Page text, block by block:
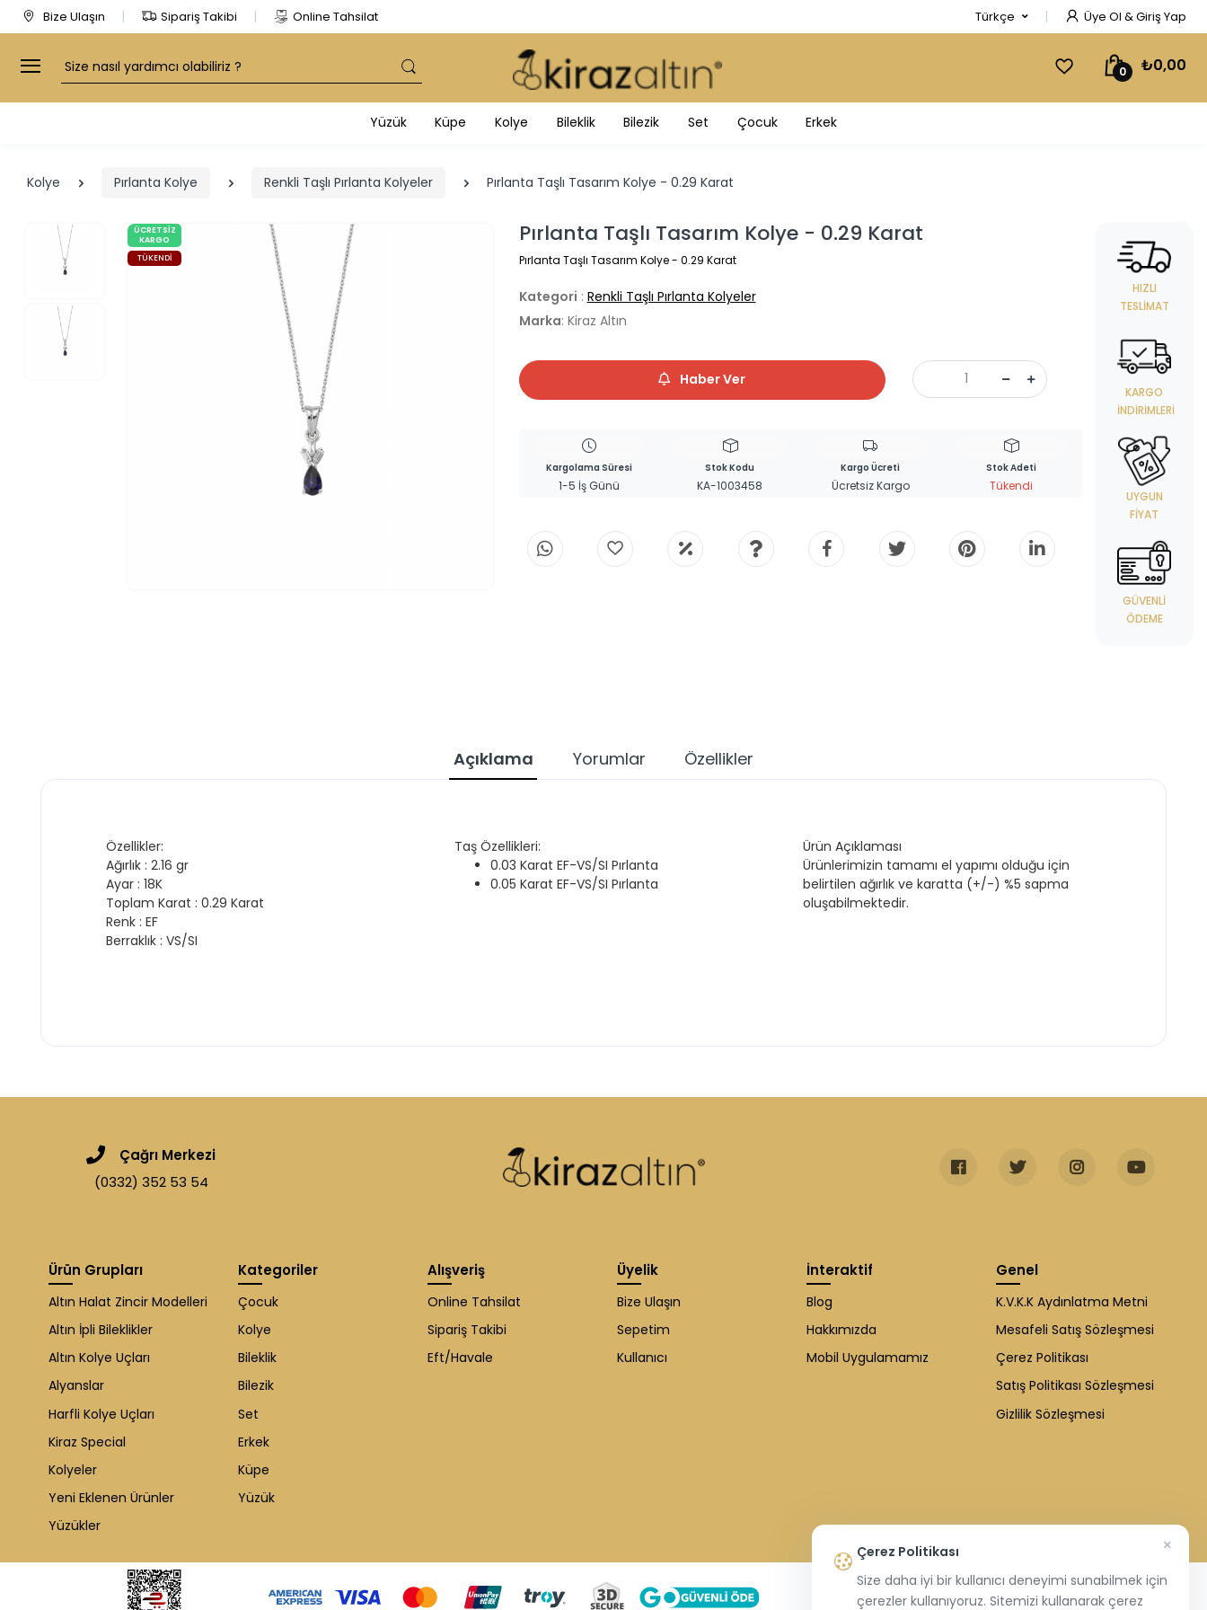
Bize Ulaşın Sipariş Takibi Online Tahsilat Türkçe Üye Ol & Giriş Yap
Arama
0 ₺0,00
Yüzük Küpe Kolye Bileklik Bilezik Set Çocuk Erkek
Kolye Pırlanta Kolye Renkli Taşlı Pırlanta Kolyeler Pırlanta Taşlı Tasarım Kolye - 0.29 Karat
ÜCRETSIZ
KARGO
TÜKENDI
Pırlanta Taşlı Tasarım Kolye - 0.29 Karat
Pırlanta Taşlı Tasarım Kolye - 0.29 Karat
Kategori : Renkli Taşlı Pırlanta Kolyeler
Marka: Kiraz Altın
Haber Ver
Kargolama Süresi
1-5 İş Günü
Stok Kodu
KA-1003458
Kargo Ücreti
Ücretsiz Kargo
Stok Adeti
Tükendi
HIZLI
TESLIMAT
KARGO
İNDIRIMLERI
UYGUN
FIYAT
GÜVENLI
ÖDEME
Açıklama Yorumlar Özellikler
Özellikler: Taş Özellikleri:
Ürün Açıklaması
Ağırlık : 2.16 gr
Ayar : 18K
Toplam Karat : 0.29 Karat
Renk : EF
Berraklık : VS/SI
0.03 Karat EF-VS/SI Pırlanta
0.05 Karat EF-VS/SI Pırlanta
Ürünlerimizin tamamı el yapımı olduğu için
belirtilen ağırlık ve karatta (+/-) %5 sapma
oluşabilmektedir.
Çağrı Merkezi
(0332) 352 53 54
Ürün Grupları
Altın Halat Zincir Modelleri
Altın İpli Bileklikler
Altın Kolye Uçları
Alyanslar
Harfli Kolye Uçları
Kiraz Special
Kolyeler
Yeni Eklenen Ürünler
Yüzükler
Kategoriler
Çocuk
Kolye
Bileklik
Bilezik
Set
Erkek
Küpe
Yüzük
Alışveriş
Online Tahsilat
Sipariş Takibi
Eft/Havale
Üyelik
Bize Ulaşın
Sepetim
Kullanıcı
İnteraktif
Blog
Hakkımızda
Mobil Uygulamamız
Genel
K.V.K.K Aydınlatma Metni
Mesafeli Satış Sözleşmesi
Çerez Politikası
Satış Politikası Sözleşmesi
Gizlilik Sözleşmesi
Çerez Politikası
Size daha iyi bir kullanıcı deneyimi sunabilmek için
çerezler kullanıyoruz. Sitemizi kullanarak çerez
×